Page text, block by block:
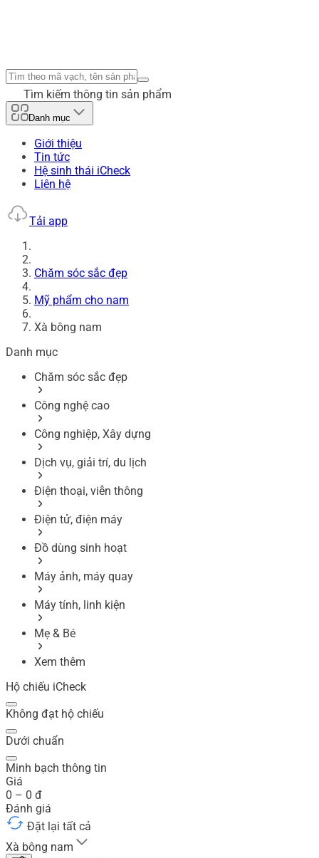
Tìm kiếm thông tin sản phẩm
Danh mục
Giới thiệu
Tin tức
Hệ sinh thái iCheck
Liên hệ
Tải app
Chăm sóc sắc đẹp
Mỹ phẩm cho nam
Xà bông nam
Danh mục
Chăm sóc sắc đẹp
Công nghệ cao
Công nghiệp, Xây dựng
Dịch vụ, giải trí, du lịch
Điện thoại, viễn thông
Điện tử, điện máy
Đồ dùng sinh hoạt
Máy ảnh, máy quay
Máy tính, linh kiện
Mẹ & Bé
Xem thêm
Hộ chiếu iCheck
Không đạt hộ chiếu
Dưới chuẩn
Minh bạch thông tin
Giá
0 – 0 đ
Đánh giá
Đặt lại tất cả
Xà bông nam